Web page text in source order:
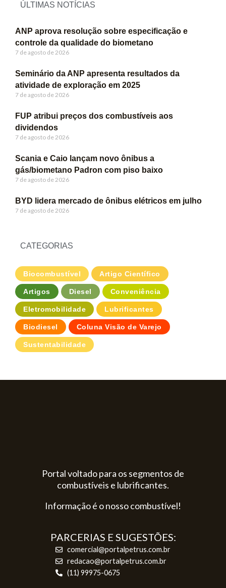
ÚLTIMAS NOTÍCIAS
ANP aprova resolução sobre especificação e
controle da qualidade do biometano
7 de agosto de 2026
Seminário da ANP apresenta resultados da
atividade de exploração em 2025
7 de agosto de 2026
FUP atribui preços dos combustíveis aos
dividendos
7 de agosto de 2026
Scania e Caio lançam novo ônibus a
gás/biometano Padron com piso baixo
7 de agosto de 2026
BYD lidera mercado de ônibus elétricos em julho
7 de agosto de 2026
CATEGORIAS
Biocombustível Artigo Científico
Artigos Diesel Conveniência
Eletromobilidade Lubrificantes
Biodiesel Coluna Visão de Varejo
Sustentabilidade
Portal voltado para os segmentos de
combustíveis e lubrificantes.
Informação é o nosso combustível!
PARCERIAS E SUGESTÕES:
comercial@portalpetrus.com.br
redacao@portalpetrus.com.br
(11) 99975-0675